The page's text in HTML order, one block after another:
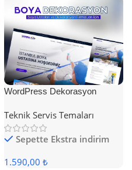
WordPress Dekorasyon
Teknik Servis Temaları
Sepette Ekstra indirim
1.590,00 ₺